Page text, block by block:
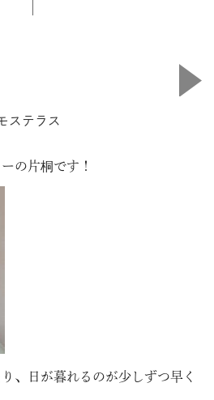
ステラス
の片桐です！
、日が暮れるのが少しずつ早く